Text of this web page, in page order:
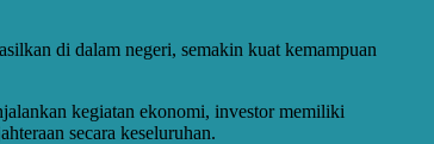
di dalam negeri, semakin kuat kemampuan
kegiatan ekonomi, investor memiliki
secara keseluruhan.